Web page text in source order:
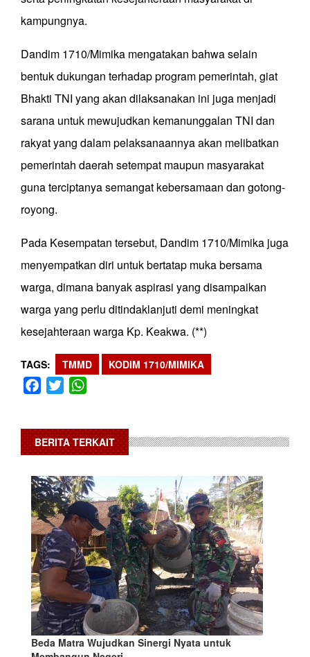
kampungnya.
Dandim 1710/Mimika mengatakan bahwa selain
bentuk dukungan terhadap program pemerintah, giat
Bhakti TNI yang akan dilaksanakan ini juga menjadi
sarana untuk mewujudkan kemanunggalan TNI dan
rakyat yang dalam pelaksanaannya akan melibatkan
pemerintah daerah setempat maupun masyarakat
guna terciptanya semangat kebersamaan dan gotong-
royong.
Pada Kesempatan tersebut, Dandim 1710/Mimika juga
menyempatkan diri untuk bertatap muka bersama
warga, dimana banyak aspirasi yang disampaikan
warga yang perlu ditindaklanjuti demi meningkat
kesejahteraan warga Kp. Keakwa. (**)
TAGS TMMD KODIM 1710/MIMIKA
Facebook
Twitter
BERITA TERKAIT
Beda Matra Wujudkan Sinergi Nyata untuk